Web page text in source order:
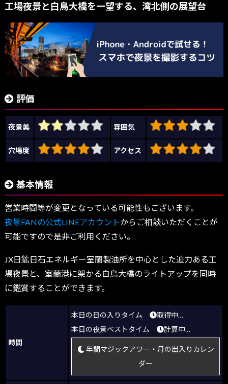
工場夜景と白鳥大橋を一望する、湾北側の展望台
評価
夜景美 雰囲気
穴場度 アクセス
基本情報
営業時間等が変更となっている可能性もございます。
夜景FANの公式LINEアカウントからご相談いただくことが
可能ですので是非ご利用ください。
JX日鉱日石エネルギー室蘭製油所を中心とした迫力ある工
場夜景と、室蘭港に架かる白鳥大橋のライトアップを同時
に鑑賞することができます。
時間
本日の日の入りタイム
取得中…
本日の夜景ベストタイム
計算中…
年間マジックアワー・月の出入りカレン
ダー